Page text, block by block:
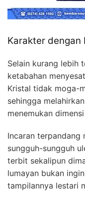
Karakter dengan
Selain kurang lebih
ketabahan
Kristal tidak moga-
sehingga
menemukan
Incaran terpandang
sungguh-sungguh
terbit sekalipun
lumayan bukan
tampilannya lestari